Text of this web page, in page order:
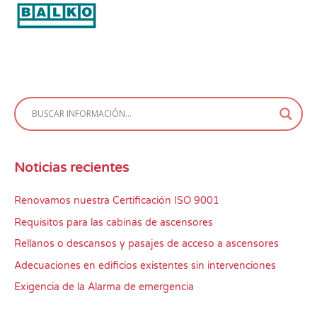
Noticias recientes
Renovamos nuestra Certificación ISO 9001
Requisitos para las cabinas de ascensores
Rellanos o descansos y pasajes de acceso a ascensores
Adecuaciones en edificios existentes sin intervenciones
Exigencia de la Alarma de emergencia